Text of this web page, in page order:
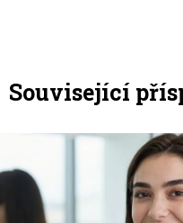
Související